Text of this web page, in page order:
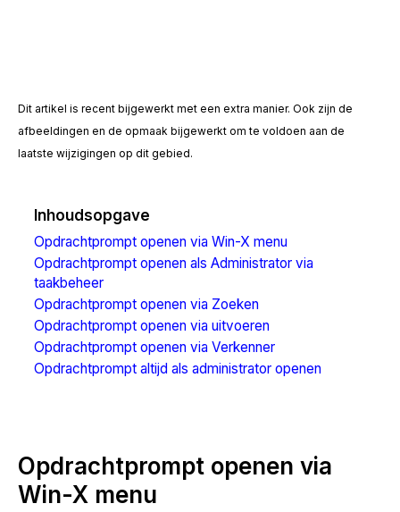
Dit artikel is recent bijgewerkt met een extra manier. Ook zijn de
afbeeldingen en de opmaak bijgewerkt om te voldoen aan de
laatste wijzigingen op dit gebied.
Inhoudsopgave
Opdrachtprompt openen via Win-X menu
Opdrachtprompt openen als Administrator via
taakbeheer
Opdrachtprompt openen via Zoeken
Opdrachtprompt openen via uitvoeren
Opdrachtprompt openen via Verkenner
Opdrachtprompt altijd als administrator openen
Opdrachtprompt openen via
Win-X menu